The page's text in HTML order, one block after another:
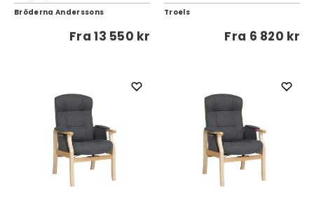
Bröderna Anderssons
Fra13 550 kr
Troels
Fra 6 820 kr